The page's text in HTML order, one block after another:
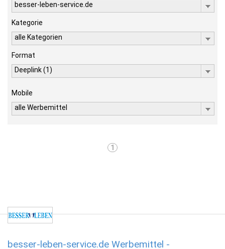
besser-leben-service.de
Kategorie
alle Kategorien
Format
Deeplink (1)
Mobile
alle Werbemittel
1
besser-leben-service.de Werbemittel -